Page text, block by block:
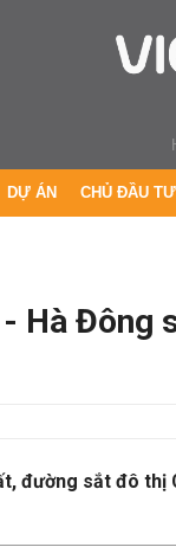
DỰ ÁN CHỦ ĐẦU TƯ
Hà Đông
đường sắt đô thị